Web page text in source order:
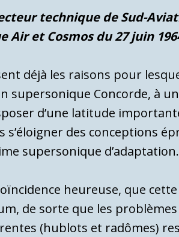
technique de Sud-
Air et Cosmos du 27 juin
déjà les raisons pour
supersonique Concorde, à
d’une latitude
s’éloigner des conceptions
super­sonique d’adaptation.
heu­reuse, que
de sorte que les
(hublots et radômes)